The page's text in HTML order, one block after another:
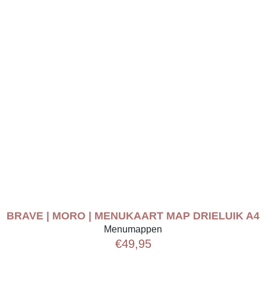
BRAVE | MORO | MENUKAART MAP DRIELUIK A4
Menumappen
€49,95